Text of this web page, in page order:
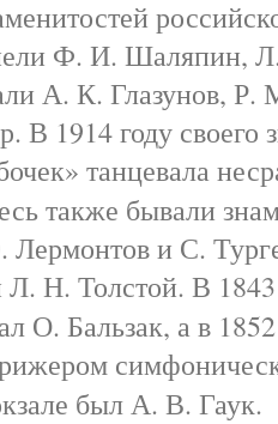
Ф. И. Шаляпин,
А. К. Глазунов,
В 1914 году своего
танцевала
также бывали
и С.
Н. Толстой. В
О. Бальзак, а в
был А. В.